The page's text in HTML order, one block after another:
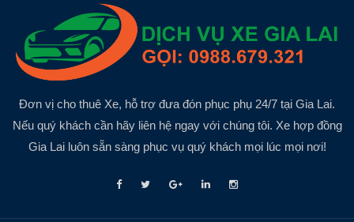
Đơn vị cho thuê Xe, hỗ trợ đưa đón phục phụ 24/7 tại Gia Lai.
Nếu quý khách cần hãy liên hệ ngay với chúng tôi. Xe hợp đồng
Gia Lai luôn sẵn sàng phục vụ quý khách mọi lúc mọi nơi!